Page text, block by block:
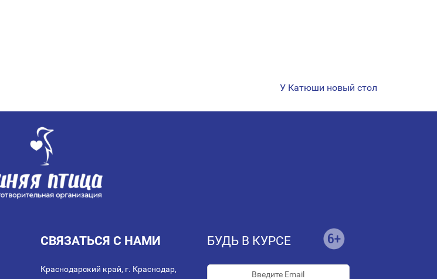
У Катюши новый стол
СВЯЗАТЬСЯ С НАМИ
Краснодарский край, г. Краснодар,
БУДЬ В КУРСЕ